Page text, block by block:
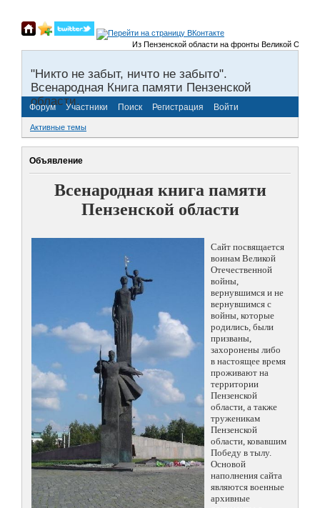
Из Пензенской области на фронты Великой
"Никто не забыт, ничто не забыто".
Всенародная Книга памяти Пензенской
области.
Форум Участники Поиск Регистрация Войти
Активные темы
Объявление
Всенародная книга памяти
Пензенской области
Сайт посвящается
воинам Великой
Отечественной
войны,
вернувшимся и не
вернувшимся с
войны, которые
родились, были
призваны,
захоронены либо
в настоящее время
проживают на
территории
Пензенской
области, а также
труженикам
Пензенской
области, ковавшим
Победу в тылу.
Основой
наполнения сайта
являются военные
архивные